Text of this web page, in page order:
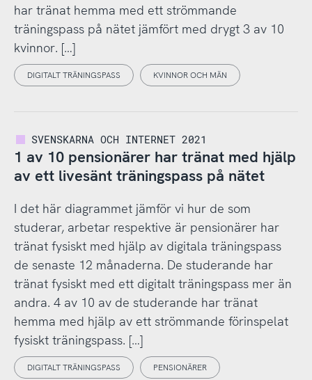
har tränat hemma med ett strömmande
träningspass på nätet jämfört med drygt 3 av 10
kvinnor. […]
DIGITALT TRÄNINGSPASS KVINNOR OCH MÄN
SVENSKARNA OCH INTERNET 2021
1 av 10 pensionärer har tränat med hjälp
av ett livesänt träningspass på nätet
I det här diagrammet jämför vi hur de som
studerar, arbetar respektive är pensionärer har
tränat fysiskt med hjälp av digitala träningspass
de senaste 12 månaderna. De studerande har
tränat fysiskt med ett digitalt träningspass mer än
andra. 4 av 10 av de studerande har tränat
hemma med hjälp av ett strömmande förinspelat
fysiskt träningspass. […]
DIGITALT TRÄNINGSPASS PENSIONÄRER